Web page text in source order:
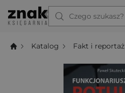
Czego szukasz?
Katalog Fakt i reportaż